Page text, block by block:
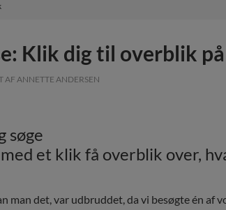
Klik dig til overblik
AF ANNETTE ANDERSEN
søge
et klik få overblik over,
man det, var udbruddet, da vi besøgte én af